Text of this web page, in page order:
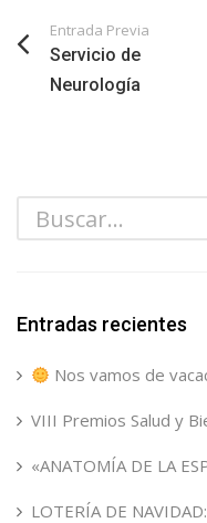
Entrada Previa
Servicio de
Neurología
Entradas recientes
Nos vamos de
VIII Premios Salud y
«ANATOMÍA DE LA
LOTERÍA DE